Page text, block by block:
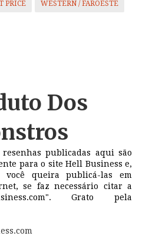
PRICE WESTERN / FAROESTE
Dos
publicadas aqui são
para o site Hell Business e,
você queira publicá-las em
se faz necessário citar a
Grato pela